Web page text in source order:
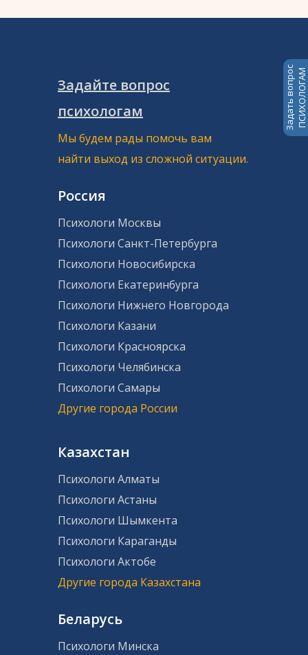
Задать вопросПСИХОЛОГАМ
Задайте вопрос
психологам
Мы будем рады помочь вам
найти выход из сложной ситуации.
Россия
Психологи Москвы
Психологи Санкт-Петербурга
Психологи Новосибирска
Психологи Екатеринбурга
Психологи Нижнего Новгорода
Психологи Казани
Психологи Красноярска
Психологи Челябинска
Психологи Самары
Другие города России
Казахстан
Психологи Алматы
Психологи Астаны
Психологи Шымкента
Психологи Караганды
Психологи Актобе
Другие города Казахстана
Беларусь
Психологи Минска